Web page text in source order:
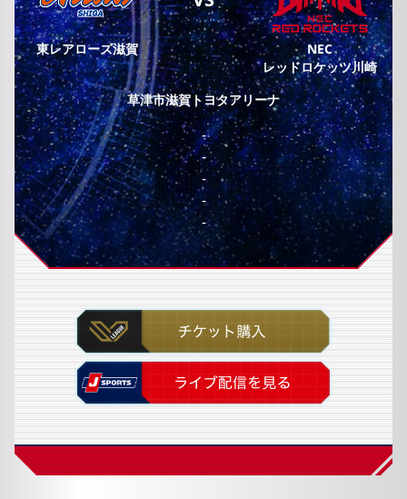
NEC
レッドロケッツ川崎
東レアローズ滋賀
草津市滋賀トヨタアリーナ
-
-
-
-
-